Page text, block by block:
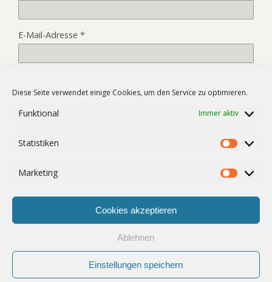
Diese Seite verwendet einige Cookies, um den Service zu optimieren.
Funktional Immer aktiv
Statistiken
Marketing
Cookies akzeptieren
Ablehnen
Einstellungen speichern
E-Mail-Adresse *
meinen nächsten Kommentar speichern.
Zum Seitenanfang
Mobil Desktop